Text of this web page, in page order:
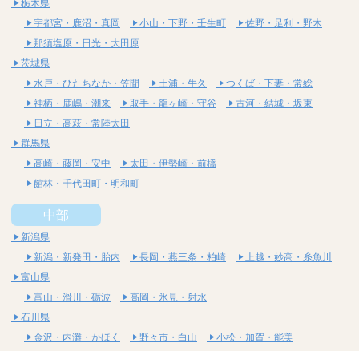
栃木県
宇都宮・鹿沼・真岡
小山・下野・壬生町
佐野・足利・野木
那須塩原・日光・大田原
茨城県
水戸・ひたちなか・笠間
土浦・牛久
つくば・下妻・常総
神栖・鹿嶋・潮来
取手・龍ヶ崎・守谷
古河・結城・坂東
日立・高萩・常陸太田
群馬県
高崎・藤岡・安中
太田・伊勢崎・前橋
館林・千代田町・明和町
中部
新潟県
新潟・新発田・胎内
長岡・燕三条・柏崎
上越・妙高・糸魚川
富山県
富山・滑川・砺波
高岡・氷見・射水
石川県
金沢・内灘・かほく
野々市・白山
小松・加賀・能美